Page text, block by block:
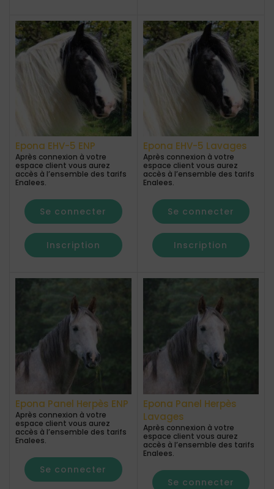
Epona EHV-5 ENP
Après connexion à votre
espace client vous aurez
accès à l’ensemble des tarifs
Enalees.
Se connecter
Inscription
Epona EHV-5 Lavages
Après connexion à votre
espace client vous aurez
accès à l’ensemble des tarifs
Enalees.
Se connecter
Inscription
Epona Panel Herpès ENP
Après connexion à votre
espace client vous aurez
accès à l’ensemble des tarifs
Enalees.
Se connecter
Epona Panel Herpès
Lavages
Après connexion à votre
espace client vous aurez
accès à l’ensemble des tarifs
Enalees.
Se connecter